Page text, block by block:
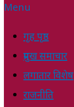
Menu
गृह पृष्ठ
प्रमुख समाचार
लगातार विशेष
राजनीति